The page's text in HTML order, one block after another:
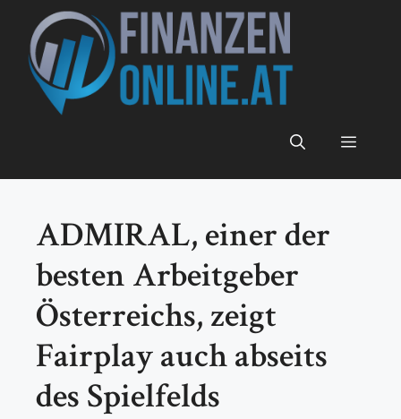
Inhalt
springen
Menü
ADMIRAL, einer der
besten Arbeitgeber
Österreichs, zeigt
Fairplay auch abseits
des Spielfelds